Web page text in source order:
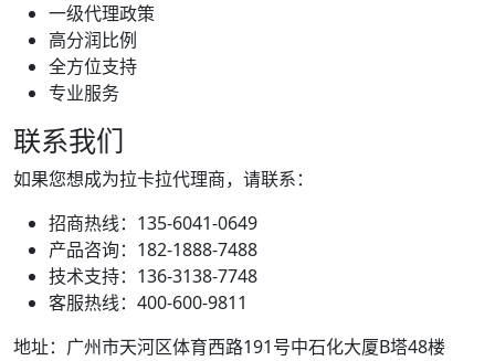
一级代理政策
高分润比例
全方位支持
专业服务
联系我们
如果您想成为拉卡拉代理商，请联系：
招商热线：135-6041-0649
产品咨询：182-1888-7488
技术支持：136-3138-7748
客服热线：400-600-9811
地址：广州市天河区体育西路191号中石化大厦B塔48楼